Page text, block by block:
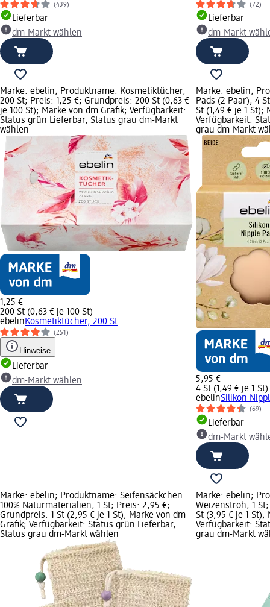
(439)
Lieferbar
dm-Markt wählen
(72)
Lieferbar
dm-Markt
Marke: ebelin; Produktname: Kosmetiktücher,
200 St; Preis: 1,25 €; Grundpreis: 200 St (0,63 €
je 100 St); Marke von dm Grafik; Verfügbarkeit:
Status grün Lieferbar, Status grau dm-Markt
wählen
1,25 €
200 St (0,63 € je 100 St)
ebelinKosmetiktücher, 200 St
(251)
Hinweise
Lieferbar
dm-Markt wählen
Marke: ebelin;
Pads (2 Paar), 4
St (1,49 € je 1 St);
Verfügbarkeit:
grau dm-Markt
5,95 €
4 St (1,49 € je 1 St)
ebelinSilikon
(69)
Lieferbar
dm-Markt
Marke: ebelin; Produktname: Seifensäckchen
100% Naturmaterialien, 1 St; Preis: 2,95 €;
Grundpreis: 1 St (2,95 € je 1 St); Marke von dm
Grafik; Verfügbarkeit: Status grün Lieferbar,
Status grau dm-Markt wählen
Marke: ebelin;
Weizenstroh, 1
St (3,95 € je 1
Verfügbarkeit:
grau dm-Markt